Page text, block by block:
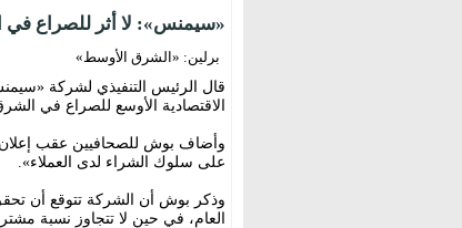
«سيمنس»: لا أثر للصراع في
برلين: «الشرق الأوسط»
قال الرئيس التنفيذي لشركة
الاقتصادية الأوسع للصراع في
وأضاف بوش للصحافيين عقب إعلان
على سلوك الشراء لدى العملاء».
العام، في حين لا تتجاوز نسبة